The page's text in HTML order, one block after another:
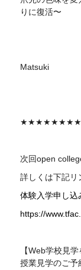
りに復活〜
Matsuki
次回open
詳しくは下記リ
体験入学申し
https://
【Web学校見
授業見学のご予